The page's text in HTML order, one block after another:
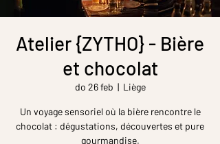
Atelier {ZYTHO} - Bière
et chocolat
do 26 feb
  |
Liège
Un voyage sensoriel où la bière rencontre le
chocolat : dégustations, découvertes et pure
gourmandise.